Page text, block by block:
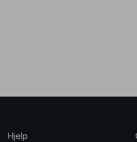
Hjelp